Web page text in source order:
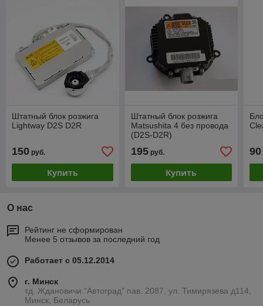
Штатный блок розжига
Lightway D2S D2R
150 руб.
Купить
Штатный блок розжига
Matsushita 4 без провода
(D2S-D2R)
195руб.
Купить
90
О нас
Рейтинг не сформирован
Менее 5 отзывов за последний год
Работает с 05.12.2014
г. Минск
тд. Ждановичи "Автоград" пав. 2087, ул. Тимирязева д114,
Минск, Беларусь